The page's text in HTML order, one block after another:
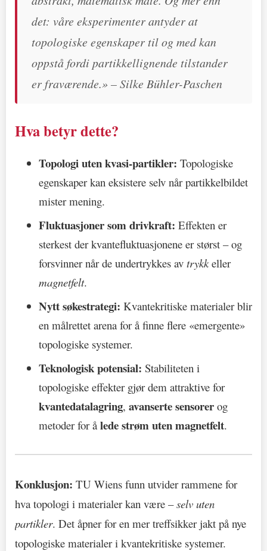
det: våre eksperimenter antyder at
topologiske egenskaper til og med kan
oppstå fordi partikkellignende tilstander
er fraværende.» – Silke Bühler-Paschen
Hva betyr dette?
Topologi uten kvasi-partikler: Topologiske
egenskaper kan eksistere selv når partikkelbildet
mister mening.
Fluktuasjoner som drivkraft: Effekten er
sterkest der kvantefluktuasjonene er størst – og
forsvinner når de undertrykkes av trykkeller
magnetfelt.
Nytt søkestrategi: Kvantekritiske materialer blir
en målrettet arena for å finne flere «emergente»
topologiske systemer.
Teknologisk potensial: Stabiliteten i
topologiske effekter gjør dem attraktive for
kvantedatalagring, avanserte sensorer og
metoder for ålede strøm uten magnetfelt.
Konklusjon: TU Wiens funn utvider rammene for
hva topologi i materialer kan være –selv uten
partikler. Det åpner for en mer treffsikker jakt på nye
topologiske materialer i kvantekritiske systemer.